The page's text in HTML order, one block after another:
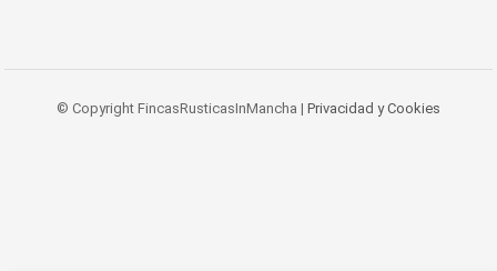
© Copyright FincasRusticasInMancha | Privacidad y Cookies